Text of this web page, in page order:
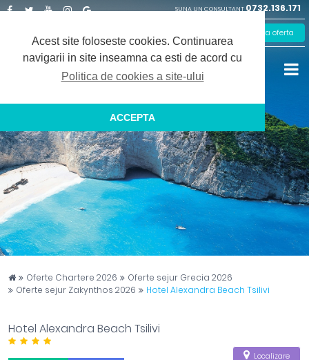
Acest site foloseste cookies. Continuarea
navigarii in site inseamna ca esti de acord cu
Politica de cookies a site-ului
ACCEPTA
Captain Travel
Oferte Chartere 2026
Oferte sejur Grecia 2026
Oferte sejur Zakynthos 2026
Hotel Alexandra Beach Tsilivi
Hotel Alexandra Beach Tsilivi
Localizare
SUNA UN CONSULTANT 0732.136.171
Plus
Solicita oferta